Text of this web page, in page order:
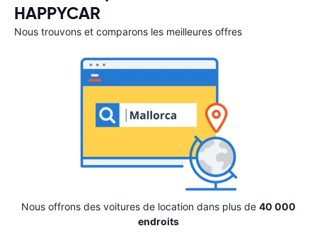
HAPPYCAR
Nous trouvons et comparons les meilleures offres
Nous offrons des voitures de location dans plus de 40 000
endroits